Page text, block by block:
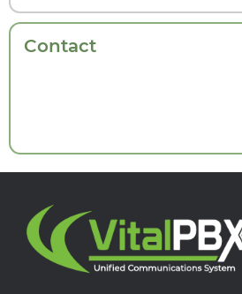
Contact